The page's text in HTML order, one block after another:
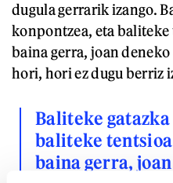
dugula gerrarik izango.
konpontzea, eta
baina gerra, joan
hori, hori ez dugu berriz
Baliteke
baliteke
baina gerra,